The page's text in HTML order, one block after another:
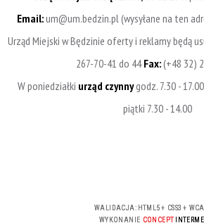
Email:um@um.bedzin.pl (wysyłane na ten
Urząd Miejski w Będzinie oferty i reklamy będą
267-70-41 do 44Fax:(+48 32)
W poniedziałki urząd czynnygodz. 7.30 -
piątki 7.30 - 14.00
WALIDACJA: HTML5+ CSS3 +
WYKONANIE CONCEPT